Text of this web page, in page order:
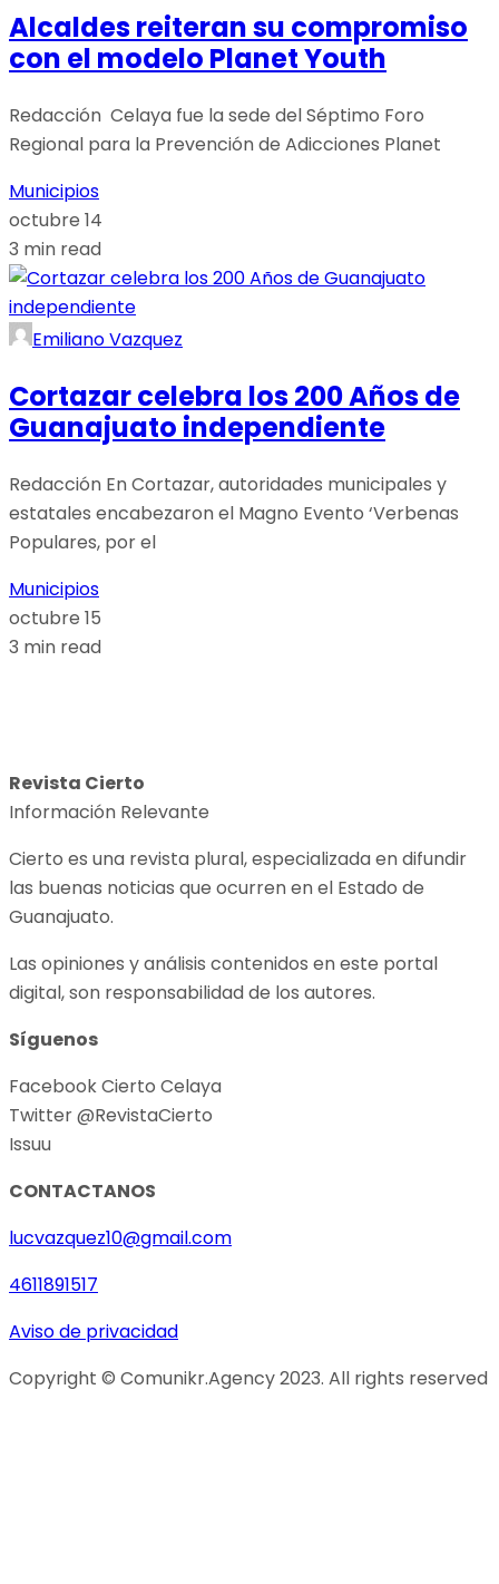
Alcaldes reiteran su compromiso
con el modelo Planet Youth
Redacción Celaya fue la sede del Séptimo Foro
Regional para la Prevención de Adicciones Planet
Municipios
octubre 14
3 min read
Emiliano Vazquez
Cortazar celebra los 200 Años de
Guanajuato independiente
Redacción En Cortazar, autoridades municipales y
estatales encabezaron el Magno Evento ‘Verbenas
Populares, por el
Municipios
octubre 15
3 min read
Revista Cierto
Información Relevante
Cierto es una revista plural, especializada en difundir
las buenas noticias que ocurren en el Estado de
Guanajuato.
Las opiniones y análisis contenidos en este portal
digital, son responsabilidad de los autores.
Síguenos
Facebook Cierto Celaya
Twitter @RevistaCierto
Issuu
CONTACTANOS
lucvazquez10@gmail.com
4611891517
Aviso de privacidad
Copyright © Comunikr.Agency 2023. All rights reserved